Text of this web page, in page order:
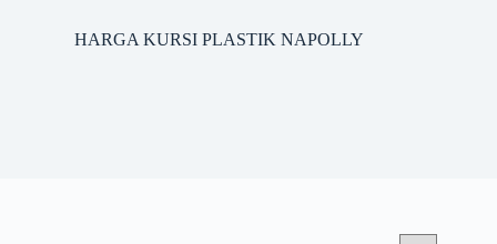
HARGA KURSI PLASTIK NAPOLLY